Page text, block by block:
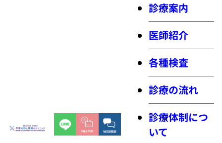
診療案内
医師紹介
各種検査
診療の流れ
診療体制につ
いて